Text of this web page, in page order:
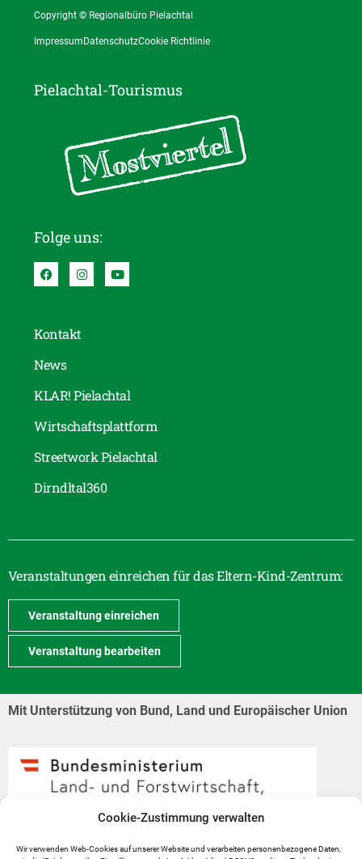
Cookie-Zustimmung verwalten
Wir verwenden Web-Cookies auf unserer Website und verarbeiten personenbezogene Daten,
Copyright © Regionalbüro Pielachtal
Impressum DatenschutzCookie Richtlinie
Pielachtal-Tourismus
Folge uns:
Kontakt
News
KLAR! Pielachtal
Wirtschaftsplattform
Streetwork Pielachtal
Dirndltal360
Veranstaltungen einreichen für das Eltern-Kind-Zentrum:
Veranstaltung einreichen
Veranstaltung bearbeiten
Mit Unterstützung von Bund, Land und Europäischer Union